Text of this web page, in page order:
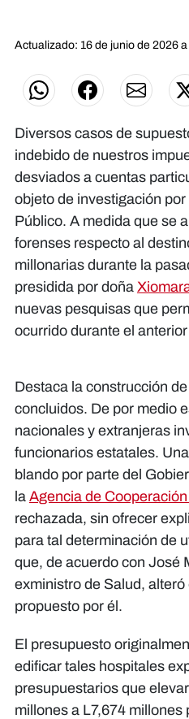
Actualizado: 16 de junio de 2026
Diversos casos de
indebido de nuestros
desviados a cuentas
objeto de investigación
Público. A medida que se
forenses respecto al
millonarias durante la
presidida por doña
nuevas pesquisas que
ocurrido durante el
Destaca la construcción
concluidos. De por medio
nacionales y extranjeras
funcionarios estatales.
blando por parte del
la Agencia de
rechazada, sin ofrecer
para tal determinación de
que, de acuerdo con José
exministro de Salud,
propuesto por él.
El presupuesto
edificar tales hospitales
presupuestarios que
millones a L7,674 millones